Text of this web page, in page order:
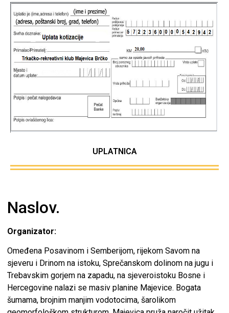
UPLATNICA
Naslov.
Organizator:
Omeđena Posavinom i Semberijom, rijekom Savom na
sjeveru i Drinom na istoku, Sprečanskom dolinom na jugu i
Trebavskim gorjem na zapadu, na sjeveroistoku Bosne i
Hercegovine nalazi se masiv planine Majevice. Bogata
šumama, brojnim manjim vodotocima, šarolikom